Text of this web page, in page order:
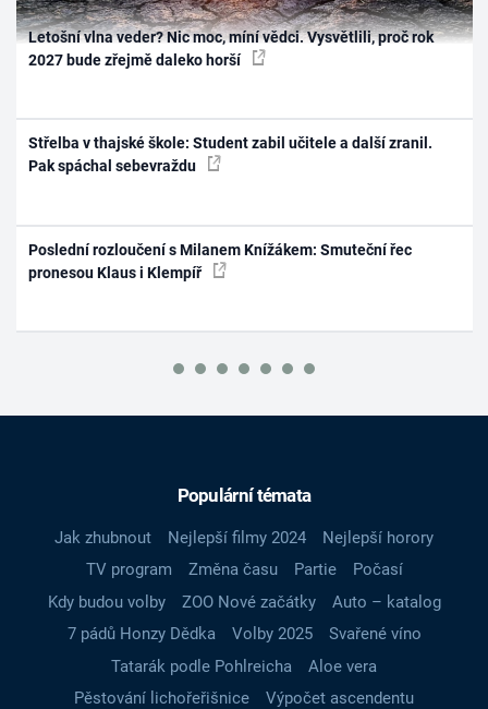
Letošní vlna veder? Nic moc, míní vědci. Vysvětlili, proč rok
2027 bude zřejmě daleko horší
Střelba v thajské škole: Student zabil učitele a další zranil.
Pak spáchal sebevraždu
Poslední rozloučení s Milanem Knížákem: Smuteční řec
pronesou Klaus i Klempíř
Populární témata
Jak zhubnout Nejlepší filmy 2024
Nejlepší horory
TV program
Změna času Partie
Počasí
Kdy budou volby
ZOO Nové začátky
Auto – katalog
7 pádů Honzy Dědka
Volby 2025
Svařené víno
Tatarák podle Pohlreicha
Aloe vera
Pěstování lichořeřišnice
Výpočet ascendentu